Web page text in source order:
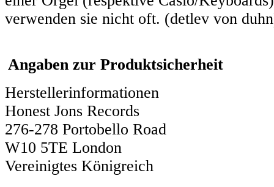
verwenden sie nicht oft. (detlev von
Angaben zur Produktsicherheit
Herstellerinformationen
Honest Jons Records
276-278 Portobello Road
W10 5TE London
Vereinigtes Königreich